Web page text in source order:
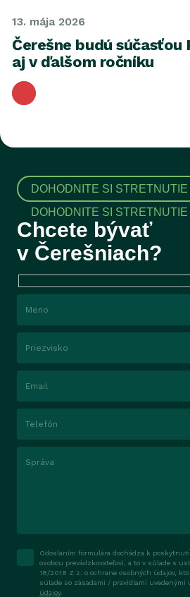
13. mája 2026
Čerešne budú
aj v ďalšom ročníku
DOHODNITE SI STRETNUTIE
Chcete bývať
v Čerešniach?
Meno
Priezvisko
Email
Telefón
Správa
Odoslaním formulára dochádza k
osobou prevádzkovateľovi, a to v súlade s
18/2018 Z.z. o ochrane osobných údajov,
súlade so zásadami / pravidlami uvedenými
údajov.